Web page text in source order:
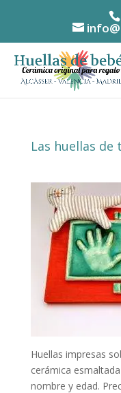
Las huellas de
Huellas impresas
cerámica
nombre y edad.